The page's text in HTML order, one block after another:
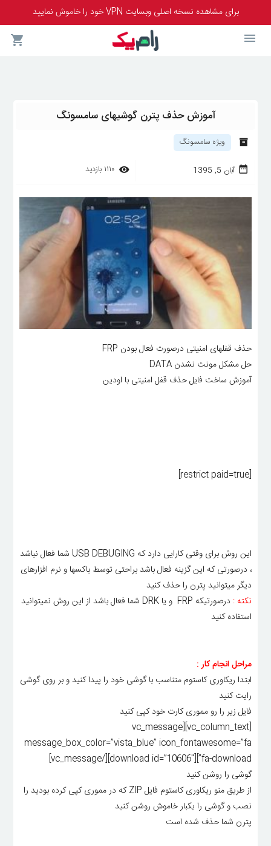
برای مشاهده نسخه اصلی وبسایت VPN خود را خاموش نمایید
آموزش حذف پترن گوشیهای سامسونگ
ویژه سامسونگ
آبان 5, 1395 ۱۱۱۰ بازدید
حذف قفلهای امنیتی درصورت فعال بودن FRP
حل مشکل مونت نشدن DATA
آموزش ساخت فایل حذف قفل امنیتی با اودین
[restrict paid=true]
این روش برای وقتی کارایی دارد که USB DEBUGING شما فعال نباشد
، درصورتی که این گزینه فعال باشد براحتی توسط باکسها و نرم افزارهای
دیگر میتوانید پترن را حذف کنید
نکته :
درصورتیکه FRP و یا DRK شما فعال باشد از این روش نمیتوانید
استفاده کنید
مراحل انجام کار :
ابتدا ریکاوری کاستوم متناسب با گوشی خود را پیدا کنید و بر روی گوشی
رایت کنید
فایل زیر را رو مموری کارت خود کپی کنید
[vc_column_text][vc_message
message_box_color=”vista_blue” icon_fontawesome=”fa
fa-download”][download id=”10606″][/vc_message]
گوشی را روشن کنید
از طریق منو ریکاوری کاستوم فایل ZIP که در مموری کپی کرده بودید را
نصب و گوشی را یکبار خاموش روشن کنید
پترن شما حذف شده است